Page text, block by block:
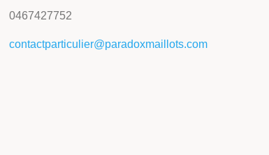
0467427752
contactparticulier@paradoxmaillots.com